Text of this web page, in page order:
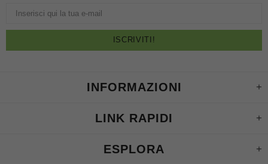
INFORMAZIONI
LINK RAPIDI
ESPLORA